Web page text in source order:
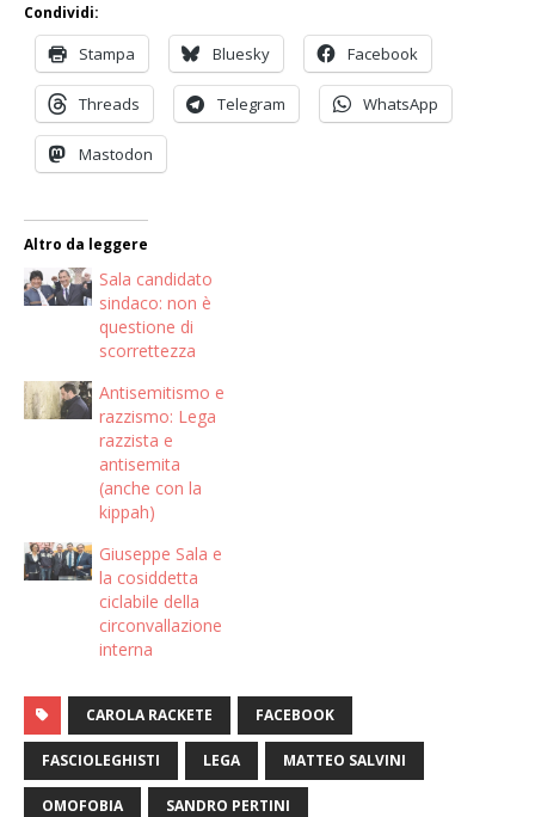
Condividi:
Stampa Bluesky Facebook
Threads Telegram WhatsApp
Mastodon
Altro da leggere
Sala candidato
sindaco: non è
questione di
scorrettezza
Antisemitismo e
razzismo: Lega
razzista e
antisemita
(anche con la
kippah)
Giuseppe Sala e
la cosiddetta
ciclabile della
circonvallazione
interna
CAROLA RACKETE FACEBOOK
FASCIOLEGHISTI LEGA MATTEO SALVINI
OMOFOBIA SANDRO PERTINI